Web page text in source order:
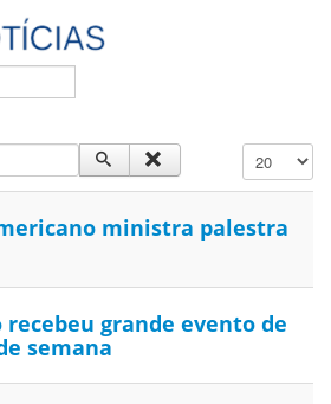
Exibir #
ministra palestra
grande evento de
semana